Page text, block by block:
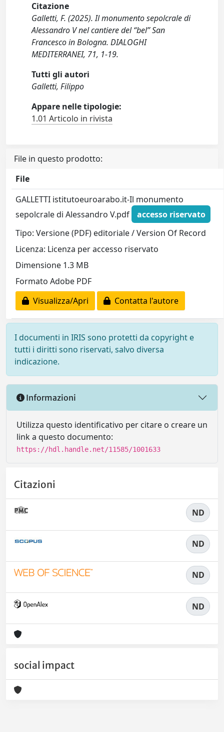
Citazione
Galletti, F. (2025). Il monumento sepolcrale di
Alessandro V nel cantiere del “bel” San
Francesco in Bologna. DIALOGHI
MEDITERRANEI, 71, 1-19.
Tutti gli autori
Galletti, Filippo
Appare nelle tipologie:
1.01 Articolo in rivista
File in questo prodotto:
File
GALLETTI istitutoeuroarabo.it-Il monumento
sepolcrale di Alessandro V.pdf
accesso riservato
Tipo: Versione (PDF) editoriale / Version Of Record
Licenza: Licenza per accesso riservato
Dimensione 1.3 MB
Formato Adobe PDF
Visualizza/Apri
Contatta l'autore
I documenti in IRIS sono protetti da copyright e
tutti i diritti sono riservati, salvo diversa
indicazione.
Informazioni
Utilizza questo identificativo per citare o creare un
link a questo documento:
https://hdl.handle.net/11585/1001633
Citazioni
ND
ND
ND
ND
social impact